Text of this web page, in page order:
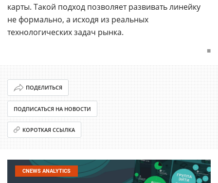
карты. Такой подход позволяет развивать линейку
не формально, а исходя из реальных
технологических задач рынка.
■
ПОДЕЛИТЬСЯ
ПОДПИСАТЬСЯ НА НОВОСТИ
КОРОТКАЯ ССЫЛКА
CNEWS ANALYTICS